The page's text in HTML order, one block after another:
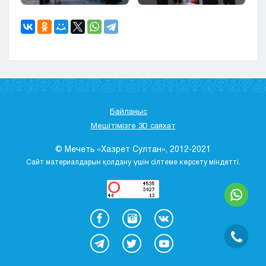
Байланыс
Мешітімізге 3D саяхат
© Мечеть «Хазрет Султан», 2012-2021
Сайт материалдарын қолдану үшін сілтеме көрсету міндетті.